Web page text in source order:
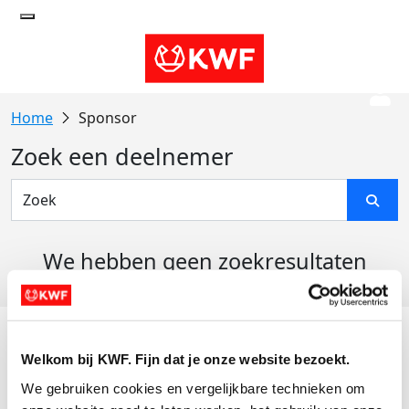
Welkom bij KWF. Fijn dat je onze website bezoekt.
We gebruiken cookies en vergelijkbare technieken om
Sponsor
Zoek een deelnemer
We hebben geen zoekresultaten
Actiematerialen
Evenementen